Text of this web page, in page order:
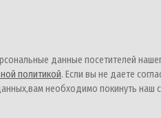
данные посетителей
политикой. Если вы не даете
необходимо покинуть наш